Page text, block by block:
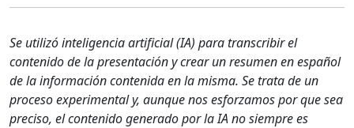
Se utilizó inteligencia artificial (IA) para transcribir el
contenido de la presentación y crear un resumen en español
de la información contenida en la misma. Se trata de un
proceso experimental y, aunque nos esforzamos por que sea
preciso, el contenido generado por la IA no siempre es